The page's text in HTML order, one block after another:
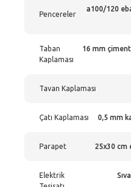
Pencereler
a100/120
Taban
Kaplaması
16 mm
Tavan Kaplaması
Çatı Kaplaması 0,5 mm
Parapet 25x30 cm
Elektrik